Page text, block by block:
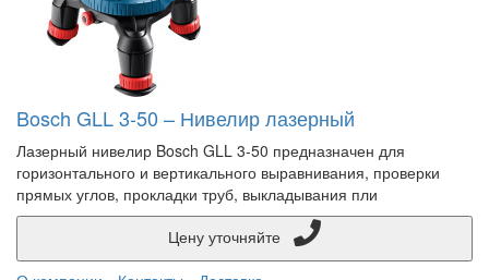
Bosch GLL 3-50 – Нивелир лазерный
Лазерный нивелир Bosch GLL 3-50 предназначен для
горизонтального и вертикального выравнивания, проверки
прямых углов, прокладки труб, выкладывания пли